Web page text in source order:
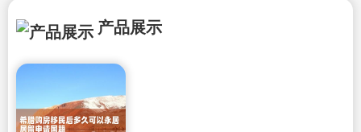
产品展示